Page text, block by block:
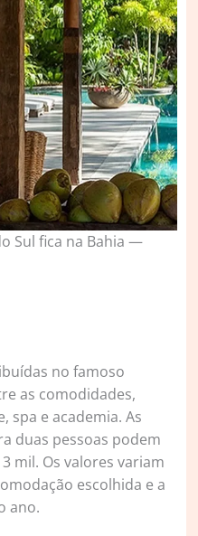
Sul fica na Bahia —
no famoso
as comodidades,
spa e academia. As
duas pessoas podem
mil. Os valores variam
escolhida e a
ano.